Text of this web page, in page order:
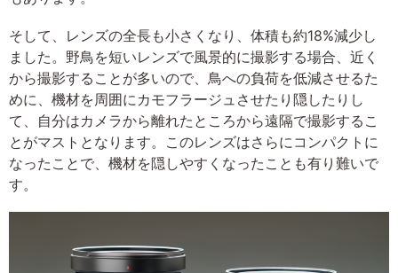
そして、レンズの全長も小さくなり、体積も約18%減少し
ました。野鳥を短いレンズで風景的に撮影する場合、近く
から撮影することが多いので、鳥への負荷を低減させるた
めに、機材を周囲にカモフラージュさせたり隠したりし
て、自分はカメラから離れたところから遠隔で撮影するこ
とがマストとなります。このレンズはさらにコンパクトに
なったことで、機材を隠しやすくなったことも有り難いで
す。